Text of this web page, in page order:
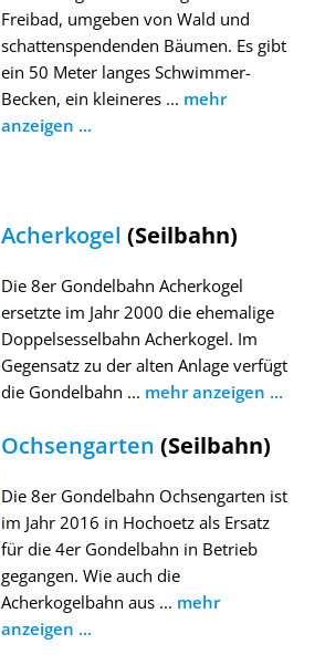
Freibad, umgeben von Wald und
schattenspendenden Bäumen. Es gibt
ein 50 Meter langes Schwimmer-
Becken, ein kleineres ... mehr
anzeigen ...
Acherkogel (Seilbahn)
Die 8er Gondelbahn Acherkogel
ersetzte im Jahr 2000 die ehemalige
Doppelsesselbahn Acherkogel. Im
Gegensatz zu der alten Anlage verfügt
die Gondelbahn ... mehr anzeigen ...
Ochsengarten (Seilbahn)
Die 8er Gondelbahn Ochsengarten ist
im Jahr 2016 in Hochoetz als Ersatz
für die 4er Gondelbahn in Betrieb
gegangen. Wie auch die
Acherkogelbahn aus ... mehr
anzeigen ...